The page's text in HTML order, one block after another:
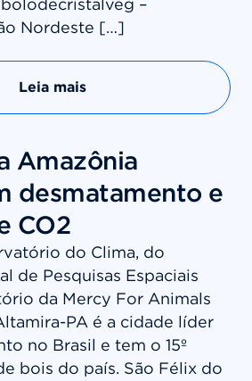
–
Nordeste […]
Leia mais
Amazônia
desmatamento e
CO2
do Clima, do
de Pesquisas Espaciais
da Mercy For Animals
PA é a cidade líder
no Brasil e tem o 15º
bois do país. São Félix do